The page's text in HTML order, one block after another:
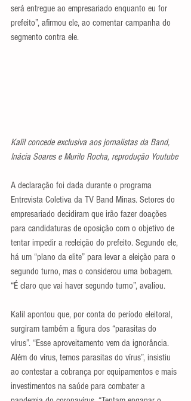
será entregue ao empresariado enquanto eu for
prefeito”, afirmou ele, ao comentar campanha do
segmento contra ele.
Kalil concede exclusiva aos jornalistas da Band,
Inácia Soares e Murilo Rocha, reprodução Youtube
A declaração foi dada durante o programa
Entrevista Coletiva da TV Band Minas. Setores do
empresariado decidiram que irão fazer doações
para candidaturas de oposição com o objetivo de
tentar impedir a reeleição do prefeito. Segundo ele,
há um “plano da elite” para levar a eleição para o
segundo turno, mas o considerou uma bobagem.
“É claro que vai haver segundo turno”, avaliou.
Kalil apontou que, por conta do período eleitoral,
surgiram também a figura dos “parasitas do
vírus”. “Esse aproveitamento vem da ignorância.
Além do vírus, temos parasitas do vírus”, insistiu
ao contestar a cobrança por equipamentos e mais
investimentos na saúde para combater a